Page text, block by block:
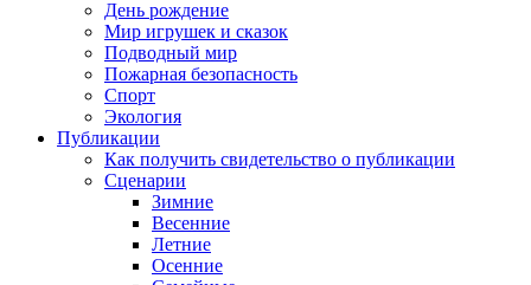
День рождение
Мир игрушек и сказок
Подводный мир
Пожарная безопасность
Спорт
Экология
Публикации
Как получить свидетельство о публикации
Сценарии
Зимние
Весенние
Летние
Осенние